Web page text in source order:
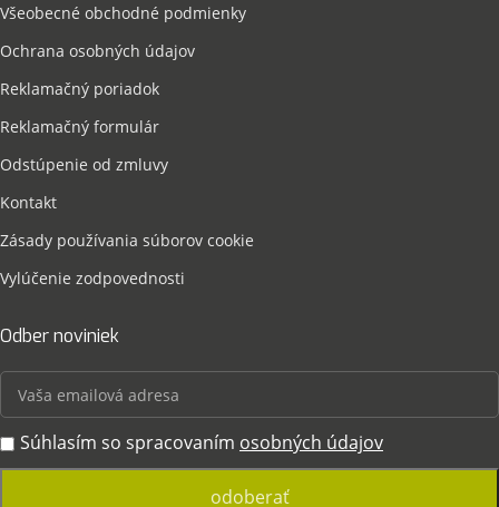
Všeobecné obchodné podmienky
Ochrana osobných údajov
Reklamačný poriadok
Reklamačný formulár
Odstúpenie od zmluvy
Kontakt
Zásady používania súborov cookie
Vylúčenie zodpovednosti
Odber noviniek
Súhlasím so spracovaním osobných údajov